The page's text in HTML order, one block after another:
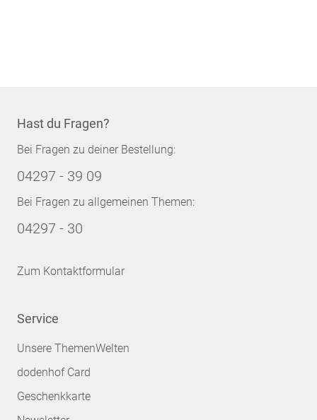
Hast du Fragen?
Bei Fragen zu deiner Bestellung:
04297 - 39 09
Bei Fragen zu allgemeinen Themen:
04297 - 30
Zum Kontaktformular
Service
Unsere ThemenWelten
dodenhof Card
Geschenkkarte